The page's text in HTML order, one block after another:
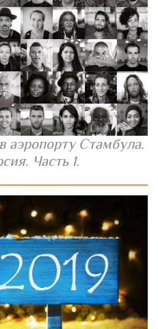
аэропорту Стамбула.
Часть 1.